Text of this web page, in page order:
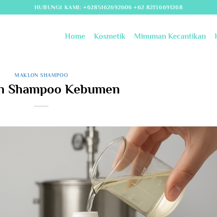
HUBUNGI KAMI: +6285162692606 +62 82136691268
Home Kosmetik Minuman Kecantikan
MAKLON SHAMPOO
Shampoo Kebumen